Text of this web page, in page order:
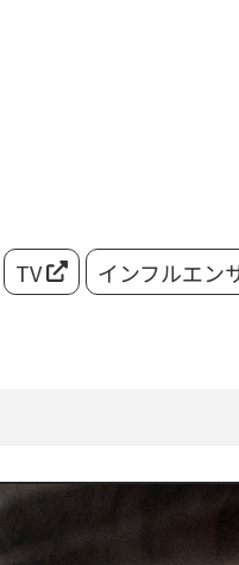
TV インフルエン